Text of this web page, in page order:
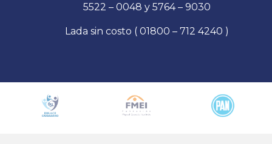
5522 – 0048 y 5764 – 9030
Lada sin costo ( 01800 – 712 4240 )